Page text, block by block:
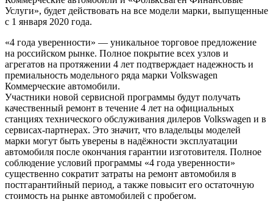
Услуги», будет действовать на все модели марки, выпущенные
с 1 января 2020 года.
«4 года уверенности» — уникальное торговое предложение
на российском рынке. Полное покрытие всех узлов и
агрегатов на протяжении 4 лет подтверждает надежность и
премиальность модельного ряда марки Volkswagen
Коммерческие автомобили.
Участники новой сервисной программы будут получать
качественный ремонт в течение 4 лет на официальных
станциях технического обслуживания дилеров Volkswagen и в
сервисах-партнерах. Это значит, что владельцы моделей
марки могут быть уверены в надёжности эксплуатации
автомобиля после окончания гарантии изготовителя. Полное
соблюдение условий программы «4 года уверенности»
существенно сократит затраты на ремонт автомобиля в
постгарантийный период, а также повысит его остаточную
стоимость на рынке автомобилей с пробегом.